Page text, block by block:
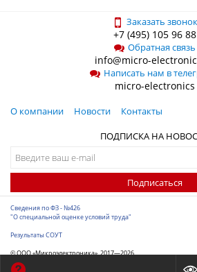
Заказать звонок
+7 (495) 105 96 88
Обратная связь
info@micro-
Написать нам в
micro-electronics
О компании Новости
Контакты
ПОДПИСКА НА
Подписаться
Сведения по ФЗ - №426
"О специальной оценке условий труда"
Результаты СОУТ
© ООО «Микроэлектроника», 2017—2026
Разработка сайта